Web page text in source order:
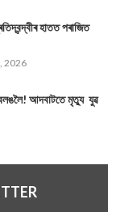
হাতত পৰাজিত
2026
আদবাটতে মৃত্যু যুৱ